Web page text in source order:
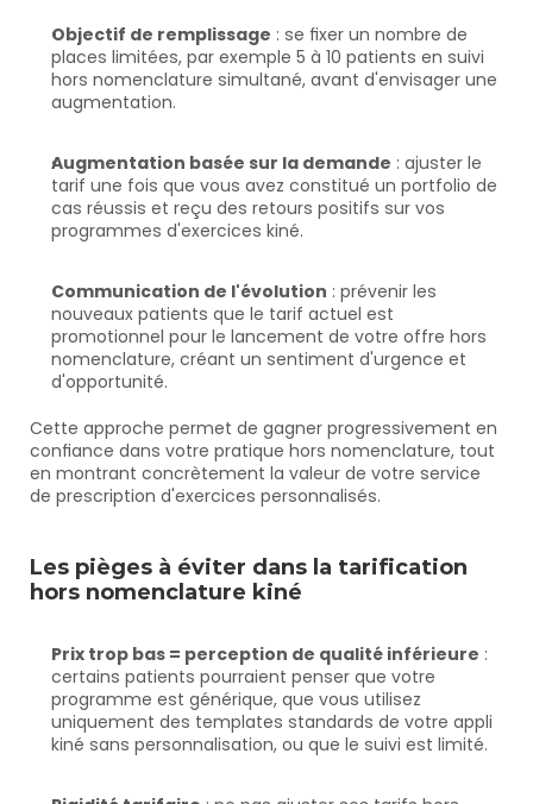
Objectif de remplissage : se fixer un nombre de
places limitées, par exemple 5 à 10 patients en suivi
hors nomenclature simultané, avant d'envisager une
augmentation.
Augmentation basée sur la demande : ajuster le
tarif une fois que vous avez constitué un portfolio de
cas réussis et reçu des retours positifs sur vos
programmes d'exercices kiné.
Communication de l'évolution : prévenir les
nouveaux patients que le tarif actuel est
promotionnel pour le lancement de votre offre hors
nomenclature, créant un sentiment d'urgence et
d'opportunité.
Cette approche permet de gagner progressivement en
confiance dans votre pratique hors nomenclature, tout
en montrant concrètement la valeur de votre service
de prescription d'exercices personnalisés.
Les pièges à éviter dans la tarification
hors nomenclature kiné
Prix trop bas = perception de qualité inférieure :
certains patients pourraient penser que votre
programme est générique, que vous utilisez
uniquement des templates standards de votre appli
kiné sans personnalisation, ou que le suivi est limité.